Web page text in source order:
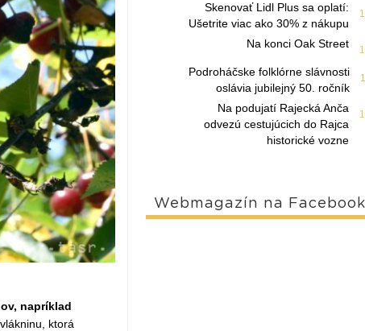
napríklad
ktorá
Skenovať Lidl Plus sa oplatí:
Ušetrite viac ako 30% z nákupu
Na konci Oak Street
Podroháčske folklórne slávnosti
oslávia jubilejný 50. ročník
Na podujatí Rajecká Anča
odvezú cestujúcich do Rajca
historické vozne
Webmagazín na